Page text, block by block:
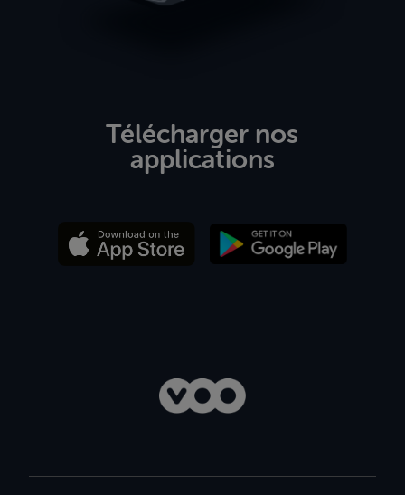
Télécharger nos
applications